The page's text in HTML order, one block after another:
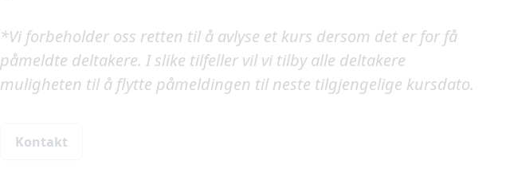
*Vi forbeholder oss retten til å avlyse et kurs dersom det er for få
påmeldte deltakere. I slike tilfeller vil vi tilby alle deltakere
muligheten til å flytte påmeldingen til neste tilgjengelige kursdato.
Kontakt